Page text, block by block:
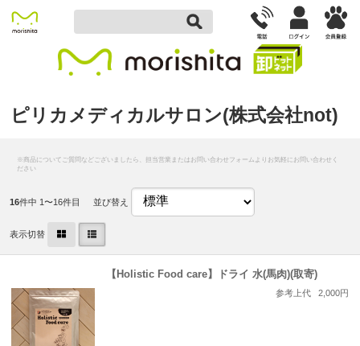
ピリカメディカルサロン(株式会社not)
16件中 1〜16件目 並び替え
表示切替
【Holistic Food care】ドライ 水(馬肉)(取寄)
参考上代 2,000円